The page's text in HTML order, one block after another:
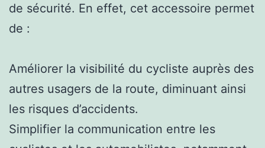
de sécurité. En effet, cet accessoire permet
de :
Améliorer la visibilité du cycliste auprès des
autres usagers de la route, diminuant ainsi
les risques d’accidents.
Simplifier la communication entre les